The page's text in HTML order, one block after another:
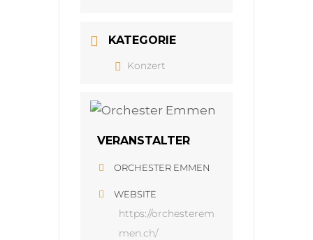
KATEGORIE
Konzert
VERANSTALTER
ORCHESTER EMMEN
WEBSITE
https://orchesterem
men.ch/